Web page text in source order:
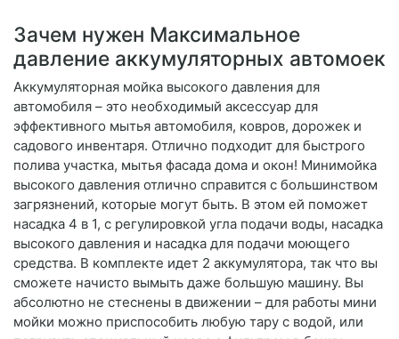
Зачем нужен Максимальное
давление аккумуляторных автомоек
Аккумуляторная мойка высокого давления для
автомобиля – это необходимый аксессуар для
эффективного мытья автомобиля, ковров, дорожек и
садового инвентаря. Отлично подходит для быстрого
полива участка, мытья фасада дома и окон! Минимойка
высокого давления отлично справится с большинством
загрязнений, которые могут быть. В этом ей поможет
насадка 4 в 1, с регулировкой угла подачи воды, насадка
высокого давления и насадка для подачи моющего
средства. В комплекте идет 2 аккумулятора, так что вы
сможете начисто вымыть даже большую машину. Вы
абсолютно не стеснены в движении – для работы мини
мойки можно приспособить любую тару с водой, или